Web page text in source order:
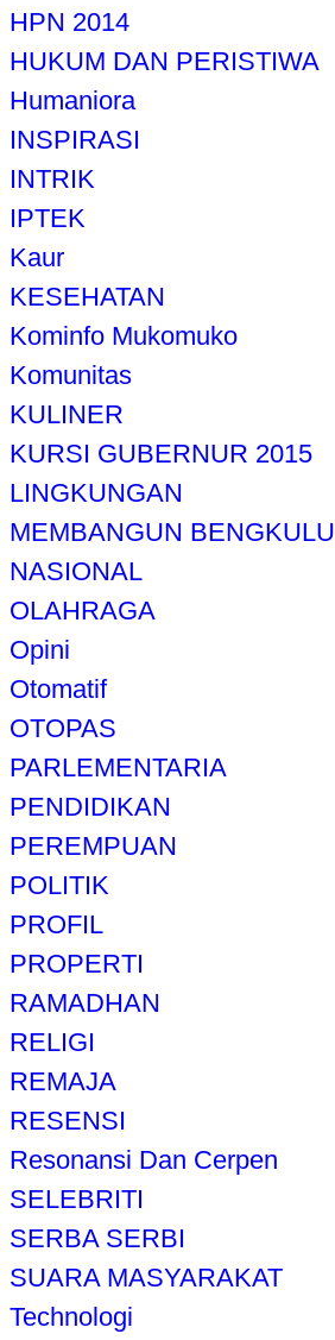
HPN 2014
HUKUM DAN PERISTIWA
Humaniora
INSPIRASI
INTRIK
IPTEK
Kaur
KESEHATAN
Kominfo Mukomuko
Komunitas
KULINER
KURSI GUBERNUR 2015
LINGKUNGAN
MEMBANGUN BENGKULU
NASIONAL
OLAHRAGA
Opini
Otomatif
OTOPAS
PARLEMENTARIA
PENDIDIKAN
PEREMPUAN
POLITIK
PROFIL
PROPERTI
RAMADHAN
RELIGI
REMAJA
RESENSI
Resonansi Dan Cerpen
SELEBRITI
SERBA SERBI
SUARA MASYARAKAT
Technologi